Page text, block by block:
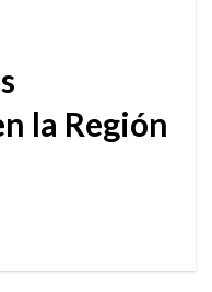
la Región